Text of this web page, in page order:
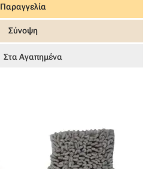
Παραγγελία
Σύνοψη
Στα Αγαπημένα